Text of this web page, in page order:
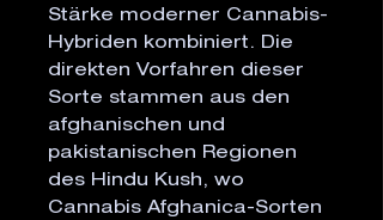
Stärke moderner Cannabis-
Hybriden kombiniert. Die
direkten Vorfahren dieser
Sorte stammen aus den
afghanischen und
pakistanischen Regionen
des Hindu Kush, wo
Cannabis Afghanica-Sorten